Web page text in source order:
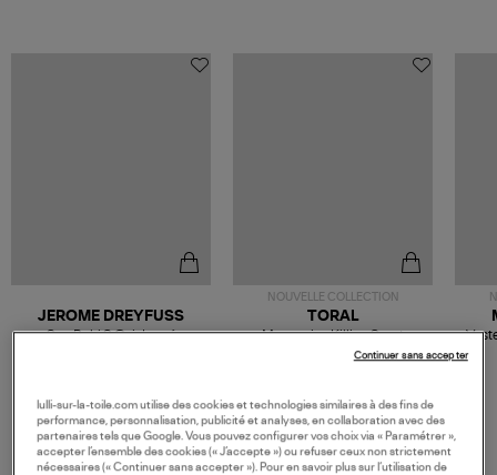
JEROME DREYFUSS
Sac Bobi S Cuir Lamé
NOUVELLE COLLECTION
189,00 €
TORAL
Mocassins Killian Sport
Mousse
lulli-sur-la-toile.com utilise des cookies et technologies similaires à des fins de
performance, personnalisation, publicité et analyses, en collaboration avec des
partenaires tels que Google. Vous pouvez configurer vos choix via « Paramétrer »,
accepter l’ensemble des cookies (« J’accepte ») ou refuser ceux non strictement
nécessaires (« Continuer sans accepter »). Pour en savoir plus sur l’utilisation de
Continuer sans accepter